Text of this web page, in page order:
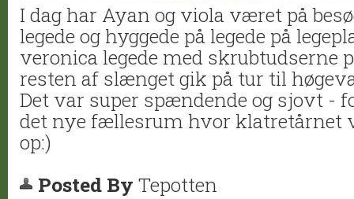
I dag har Ayan og viola været på
legede og hyggede på legede på
veronica legede med skrubtudserne
resten af slænget gik på tur til
Det var super spændende og sjovt -
det nye fællesrum hvor klatretårnet
op:)
Posted By Tepotten